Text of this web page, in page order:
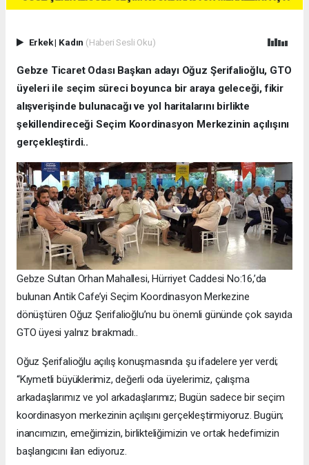
Erkek| Kadın (Haberi Sesli Oku)
Gebze Ticaret Odası Başkan adayı Oğuz Şerifalioğlu, GTO
üyeleri ile seçim süreci boyunca bir araya geleceği, fikir
alışverişinde bulunacağı ve yol haritalarını birlikte
şekillendireceği Seçim Koordinasyon Merkezinin açılışını
gerçekleştirdi..
Gebze Sultan Orhan Mahallesi, Hürriyet Caddesi No:16,’da
bulunan Antik Cafe’yi Seçim Koordinasyon Merkezine
dönüştüren Oğuz Şerifalioğlu’nu bu önemli gününde çok sayıda
GTO üyesi yalnız bırakmadı..
Oğuz Şerifalioğlu açılış konuşmasında şu ifadelere yer verdi;
“Kıymetli büyüklerimiz, değerli oda üyelerimiz, çalışma
arkadaşlarımız ve yol arkadaşlarımız; Bugün sadece bir seçim
koordinasyon merkezinin açılışını gerçekleştirmiyoruz. Bugün;
inancımızın, emeğimizin, birlikteliğimizin ve ortak hedefimizin
başlangıcını ilan ediyoruz.